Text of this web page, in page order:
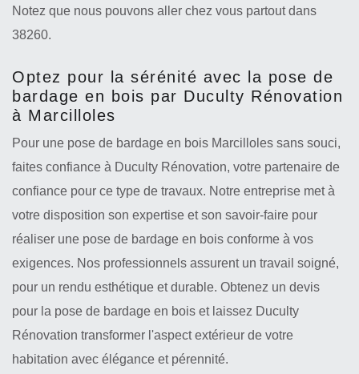
Notez que nous pouvons aller chez vous partout dans
38260.
Optez pour la sérénité avec la pose de
bardage en bois par Duculty Rénovation
à Marcilloles
Pour une pose de bardage en bois Marcilloles sans souci,
faites confiance à Duculty Rénovation, votre partenaire de
confiance pour ce type de travaux. Notre entreprise met à
votre disposition son expertise et son savoir-faire pour
réaliser une pose de bardage en bois conforme à vos
exigences. Nos professionnels assurent un travail soigné,
pour un rendu esthétique et durable. Obtenez un devis
pour la pose de bardage en bois et laissez Duculty
Rénovation transformer l'aspect extérieur de votre
habitation avec élégance et pérennité.